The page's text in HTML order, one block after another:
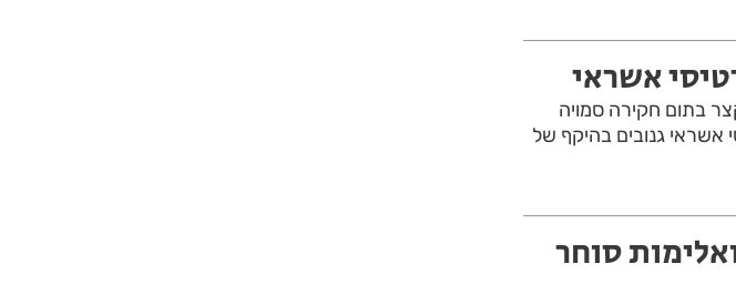
אשראי
בתום חקירה סמויה
אשראי גנובים בהיקף של
סוחר